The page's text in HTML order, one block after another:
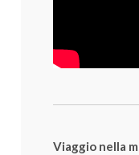
Viaggio nella